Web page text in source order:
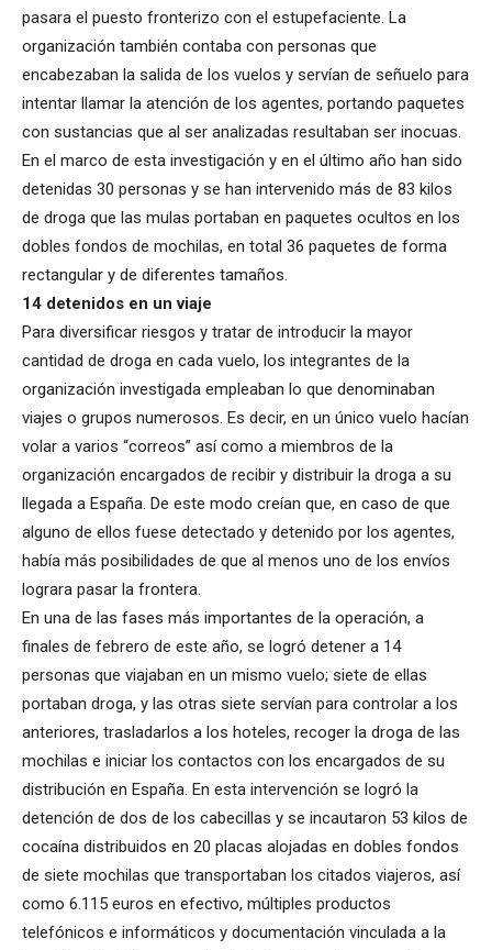
pasara el puesto fronterizo con el estupefaciente. La
organización también contaba con personas que
encabezaban la salida de los vuelos y servían de señuelo para
intentar llamar la atención de los agentes, portando paquetes
con sustancias que al ser analizadas resultaban ser inocuas.
En el marco de esta investigación y en el último año han sido
detenidas 30 personas y se han intervenido más de 83 kilos
de droga que las mulas portaban en paquetes ocultos en los
dobles fondos de mochilas, en total 36 paquetes de forma
rectangular y de diferentes tamaños.
14 detenidos en un viaje
Para diversificar riesgos y tratar de introducir la mayor
cantidad de droga en cada vuelo, los integrantes de la
organización investigada empleaban lo que denominaban
viajes o grupos numerosos. Es decir, en un único vuelo hacían
volar a varios “correos” así como a miembros de la
organización encargados de recibir y distribuir la droga a su
llegada a España. De este modo creían que, en caso de que
alguno de ellos fuese detectado y detenido por los agentes,
había más posibilidades de que al menos uno de los envíos
lograra pasar la frontera.
En una de las fases más importantes de la operación, a
finales de febrero de este año, se logró detener a 14
personas que viajaban en un mismo vuelo; siete de ellas
portaban droga, y las otras siete servían para controlar a los
anteriores, trasladarlos a los hoteles, recoger la droga de las
mochilas e iniciar los contactos con los encargados de su
distribución en España. En esta intervención se logró la
detención de dos de los cabecillas y se incautaron 53 kilos de
cocaína distribuidos en 20 placas alojadas en dobles fondos
de siete mochilas que transportaban los citados viajeros, así
como 6.115 euros en efectivo, múltiples productos
telefónicos e informáticos y documentación vinculada a la